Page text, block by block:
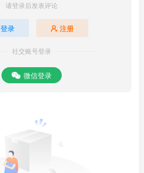
请登录后发表评论
登录 注册
社交账号登录
微信登录